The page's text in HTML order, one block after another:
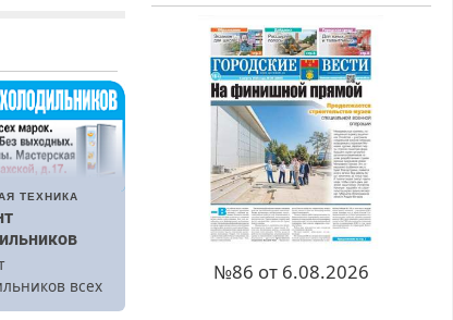
ТЕХНИКА
всех
дому.
№86 от 6.08.2026